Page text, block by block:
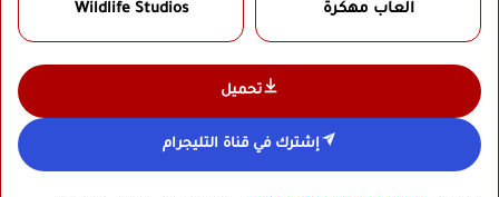
العاب مهكرة Wildlife Studios‏
تحميل
إشترك في قناة التليجرام